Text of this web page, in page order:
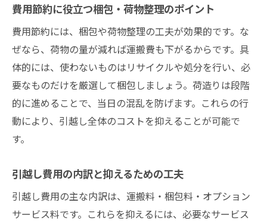
費用節約に役立つ梱包・荷物整理のポイント
費用節約には、梱包や荷物整理の工夫が効果的です。な
ぜなら、荷物の量が減れば運搬費も下がるからです。具
体的には、使わないものはリサイクルや処分を行い、必
要なものだけを厳選して梱包しましょう。荷造りは段階
的に進めることで、当日の混乱を防げます。これらの行
動により、引越し全体のコストを抑えることが可能で
す。
引越し費用の内訳と抑えるための工夫
引越し費用の主な内訳は、運搬料・梱包料・オプション
サービス料です。これらを抑えるには、必要なサービス